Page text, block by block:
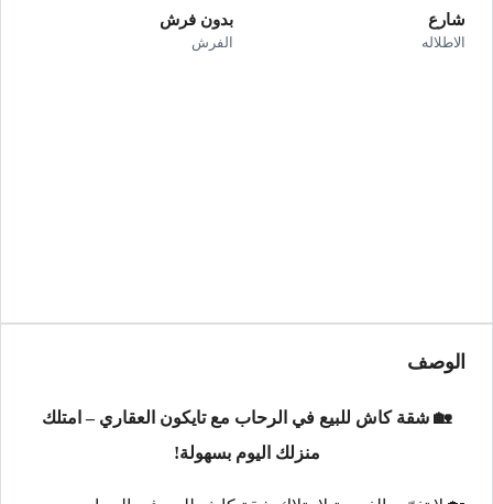
شارع
الاطلاله
بدون فرش
الفرش
الوصف
🏡 شقة كاش للبيع في الرحاب مع تايكون العقاري – امتلك
منزلك اليوم بسهولة!